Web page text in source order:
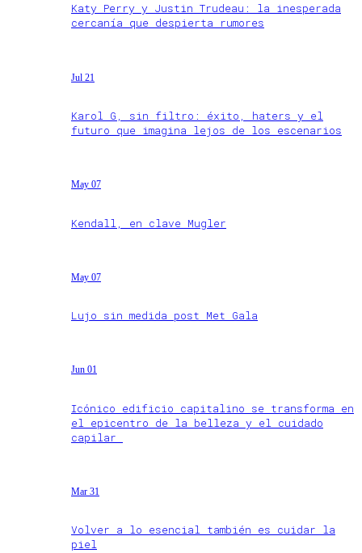
Katy Perry y Justin Trudeau: la inesperada
cercanía que despierta rumores
Jul 21
Karol G, sin filtro: éxito, haters y el
futuro que imagina lejos de los escenarios
May 07
Kendall, en clave Mugler
May 07
Lujo sin medida post Met Gala
Jun 01
Icónico edificio capitalino se transforma en
el epicentro de la belleza y el cuidado
capilar
Mar 31
Volver a lo esencial también es cuidar la
piel